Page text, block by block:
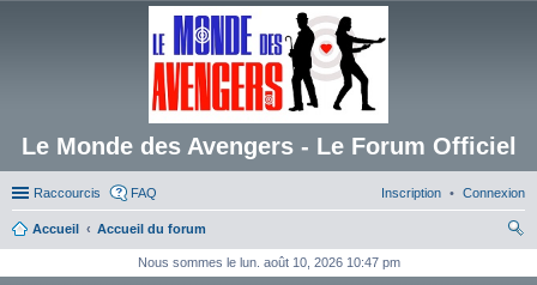
Le Monde des Avengers - Le Forum Officiel
Raccourcis FAQ Connexion
Inscription
Accueil
Accueil du forum
Nous sommes le lun. août 10, 2026 10:47 pm